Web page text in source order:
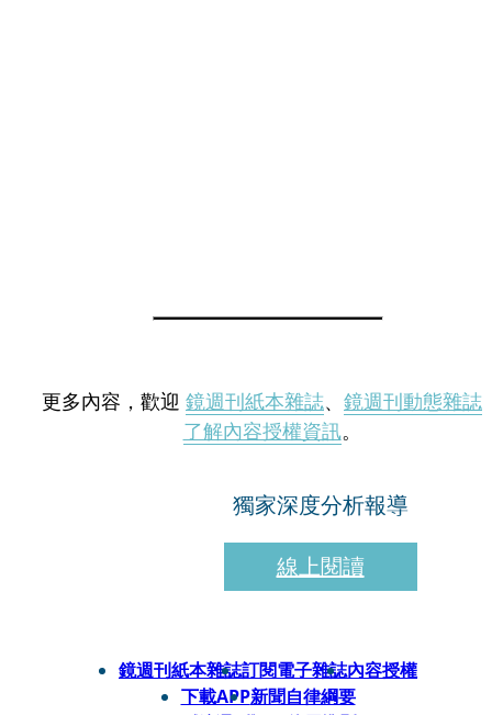
更多內容，歡迎 鏡週刊紙本雜誌、 鏡週刊動態雜誌
了解內容授權資訊。
獨家深度分析報導
線上閱讀
鏡週刊紙本雜誌訂閱電子雜誌內容授權
下載APP新聞自律綱要